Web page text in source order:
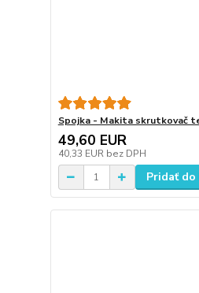
Spojka - Makita skrutkovač
49,60 EUR
40,33 EUR bez DPH
Pridať do